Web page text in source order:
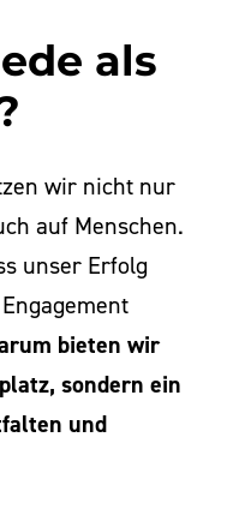
als
wir nicht nur
auf Menschen.
unser Erfolg
bieten wir
sondern ein
und